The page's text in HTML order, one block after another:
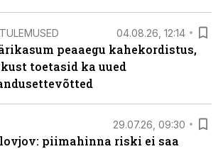
04.08.26, 12:14
peaaegu kahekordistus,
toetasid ka uued
29.07.26, 09:30
piimahinna riski ei saa